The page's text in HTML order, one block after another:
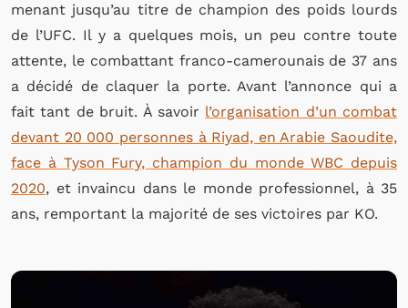
menant jusqu’au titre de champion des poids lourds
de l’UFC. Il y a quelques mois, un peu contre toute
attente, le combattant franco-camerounais de 37 ans
a décidé de claquer la porte. Avant l’annonce qui a
fait tant de bruit. À savoir l’organisation d’un combat
devant 20 000 personnes à Riyad, en Arabie Saoudite,
face à Tyson Fury, champion du monde WBC depuis
2020, et invaincu dans le monde professionnel, à 35
ans, remportant la majorité de ses victoires par KO.